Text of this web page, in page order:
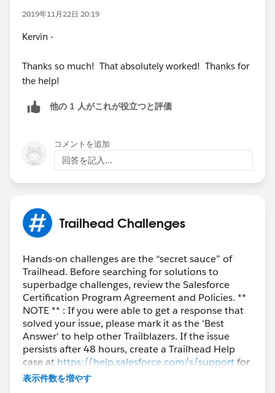
2019年11月22日 20:19
Kervin -
Thanks so much! That absolutely worked! Thanks for
the help!
他の 1 人がこれが役立つと評価
コメントを追加
回答を記入...
Trailhead Challenges
Hands-on challenges are the “secret sauce” of
Trailhead. Before searching for solutions to
superbadge challenges, review the Salesforce
Certification Program Agreement and Policies. **
NOTE ** : If you were able to get a response that
solved your issue, please mark it as the 'Best
Answer' to help other Trailblazers. If the issue
persists after 48 hours, create a Trailhead Help
case at https://help.salesforce.com/s/supportfor
further assistance.
表示件数を増やす